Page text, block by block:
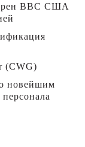
ВВС США
(CWG)
новейшим